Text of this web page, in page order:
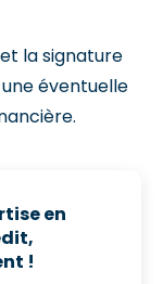
la signature
éventuelle
en
!